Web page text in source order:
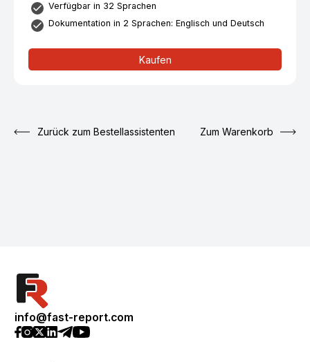
Verfügbar in 32 Sprachen
Dokumentation in 2 Sprachen: Englisch und Deutsch
Kaufen
Zurück zum Bestellassistenten Zum Warenkorb
info@fast-report.com